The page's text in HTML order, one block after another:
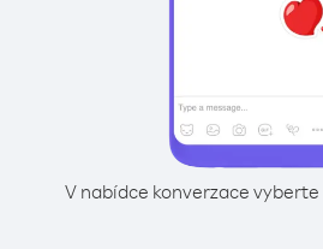
V nabídce konverzace vyberte